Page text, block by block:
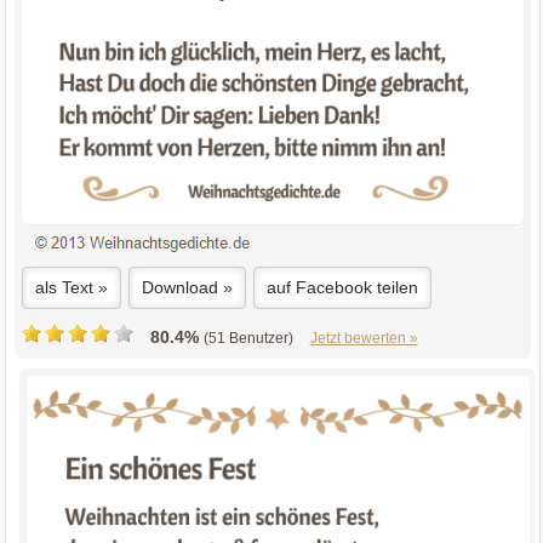
als Text » Download » auf Facebook teilen
80.4% (51 Benutzer) Jetzt bewerten »